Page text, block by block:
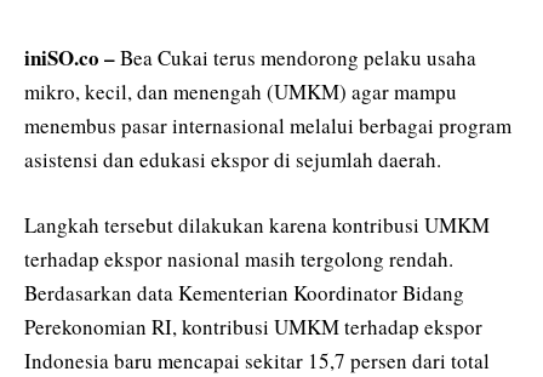
iniSO.co –Bea Cukai terus mendorong pelaku usaha
mikro, kecil, dan menengah (UMKM) agar mampu
menembus pasar internasional melalui berbagai program
asistensi dan edukasi ekspor di sejumlah daerah.
Langkah tersebut dilakukan karena kontribusi UMKM
terhadap ekspor nasional masih tergolong rendah.
Berdasarkan data Kementerian Koordinator Bidang
Perekonomian RI, kontribusi UMKM terhadap ekspor
Indonesia baru mencapai sekitar 15,7 persen dari total